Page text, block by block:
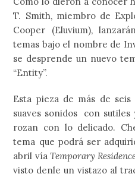
T. Smith, miembro de
Cooper (Eluvium),
temas bajo el nombre de
se desprende un nuevo
“Entity”.
Esta pieza de más de
suaves sonidos con sutiles
rozan con lo delicado.
tema que podrá ser
abril vía Temporary
visto denle un vistazo al